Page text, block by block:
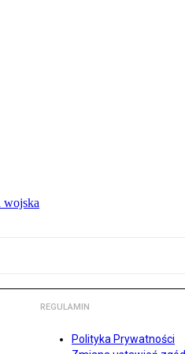
wojska
REGULAMIN
Polityka Prywatności